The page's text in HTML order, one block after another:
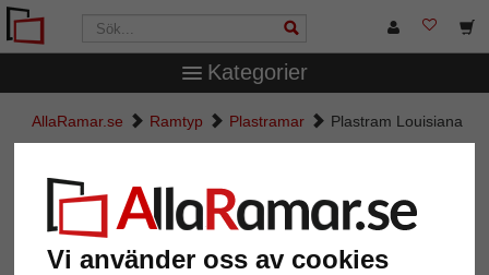
Vi använder oss av cookies
Kategorier
AllaRamar.se Ramtyp Plastramar Plastram Louisiana
Plastram Louisiana